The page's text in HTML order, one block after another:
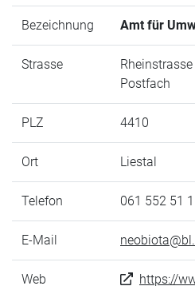
Bezeichnung Amt für
Strasse
Rheinstrasse
Postfach
PLZ 4410
Ort Liestal
Telefon 061 552 51
E-Mail
Web
https://